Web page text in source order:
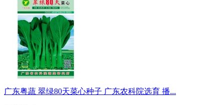
广东粤蔬 翠绿80天菜心种子 广东农科院选育 播...